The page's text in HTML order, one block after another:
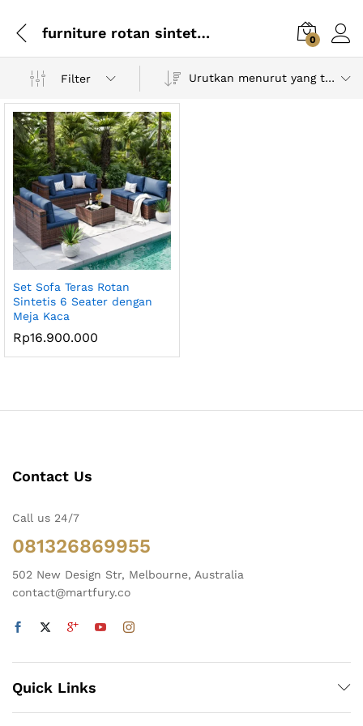
furniture rotan sintetis modern 0
Filter Urutkan menurut yang terbaru
Set Sofa Teras Rotan
Sintetis 6 Seater dengan
Meja Kaca
Rp16.900.000
Contact Us
Call us 24/7
081326869955
502 New Design Str, Melbourne, Australia
contact@martfury.co
Quick Links